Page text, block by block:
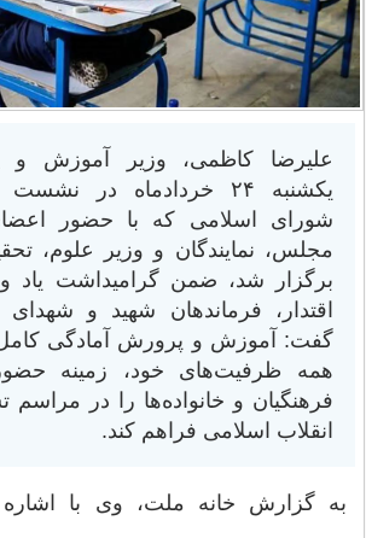
علیرضا کاظمی، وزیر آموزش و
یکشنبه ۲۴ خردادماه در
شورای اسلامی که با حضور
مجلس، نمایندگان و وزیر علوم،
برگزار شد، ضمن گرامیداشت یاد
گفت: آموزش و پرورش آمادگی کامل
همه ظرفیت‌های خود، زمینه
فرهنگیان و خانواده‌ها را در مراسم
انقلاب اسلامی فراهم کند.
به گزارش خانه ملت، وی با اشاره